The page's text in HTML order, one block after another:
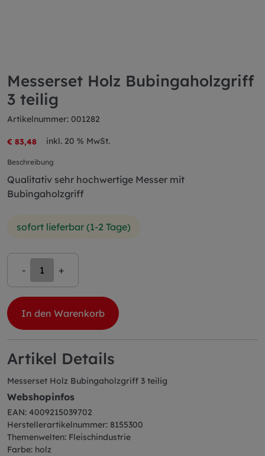
Messerset Holz Bubingaholzgriff
3 teilig
Artikelnummer: 001282
€ 83,48 inkl. 20 % MwSt.
Beschreibung
Qualitativ sehr hochwertige Messer mit
Bubingaholzgriff
sofort lieferbar (1-2 Tage)
- +
In den Warenkorb
Artikel Details
Messerset Holz Bubingaholzgriff 3 teilig
Webshopinfos
EAN: 4009215039702
Herstellerartikelnummer: 8155300
Themenwelten: Fleischindustrie
Farbe: holz